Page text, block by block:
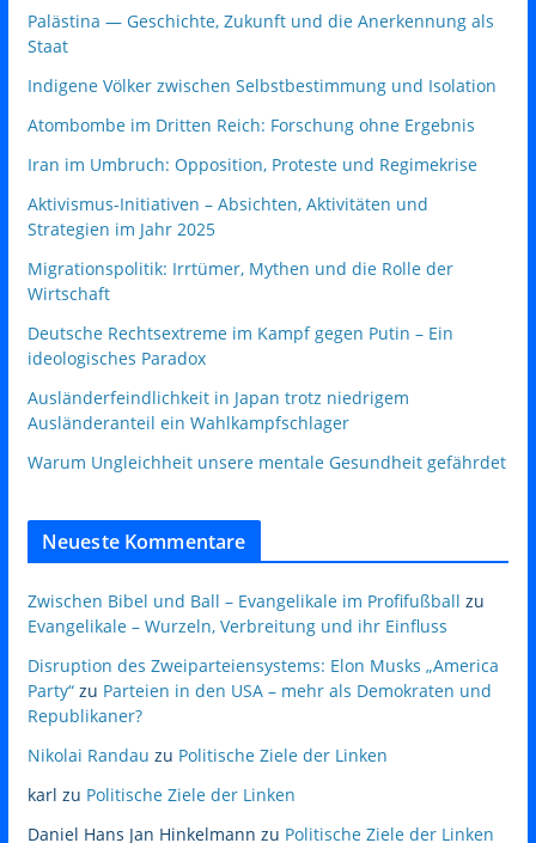
Palästina — Geschichte, Zukunft und die Anerkennung als
Staat
Indigene Völker zwischen Selbstbestimmung und Isolation
Atombombe im Dritten Reich: Forschung ohne Ergebnis
Iran im Umbruch: Opposition, Proteste und Regimekrise
Aktivismus‑Initiativen – Absichten, Aktivitäten und
Strategien im Jahr 2025
Migrationspolitik: Irrtümer, Mythen und die Rolle der
Wirtschaft
Deutsche Rechtsextreme im Kampf gegen Putin – Ein
ideologisches Paradox
Ausländerfeindlichkeit in Japan trotz niedrigem
Ausländeranteil ein Wahlkampfschlager
Warum Ungleichheit unsere mentale Gesundheit gefährdet
Neueste Kommentare
Zwischen Bibel und Ball – Evangelikale im Profifußball zu
Evangelikale – Wurzeln, Verbreitung und ihr Einfluss
Disruption des Zweiparteiensystems: Elon Musks „America
Party“zu Parteien in den USA – mehr als Demokraten und
Republikaner?
Nikolai Randau zu Politische Ziele der Linken
karl zu Politische Ziele der Linken
Daniel Hans Jan Hinkelmann zu Politische Ziele der Linken